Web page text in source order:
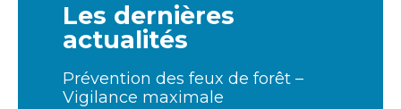
Les dernières
actualités
Prévention des feux de forêt –
Vigilance maximale